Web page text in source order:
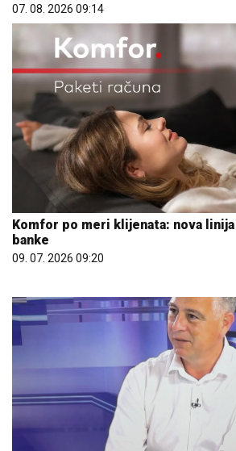
07. 08. 2026 09:14
Komfor po meri klijenata: nova linija
banke
09. 07. 2026 09:20